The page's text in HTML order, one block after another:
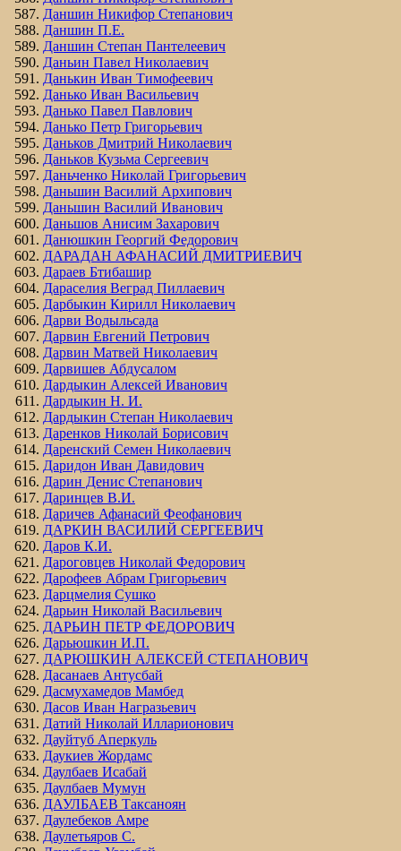
Даншин Никифор Степанович
Даншин П.Е.
Даншин Степан Пантелеевич
Даньин Павел Николаевич
Данькин Иван Тимофеевич
Данько Иван Васильевич
Данько Павел Павлович
Данько Петр Григорьевич
Даньков Дмитрий Николаевич
Даньков Кузьма Сергеевич
Даньченко Николай Григорьевич
Даньшин Василий Архипович
Даньшин Василий Иванович
Даньшов Анисим Захарович
Данюшкин Георгий Федорович
ДАРАДАН АФАНАСИЙ ДМИТРИЕВИЧ
Дараев Бтибашир
Дараселия Веград Пиллаевич
Дарбыкин Кирилл Николаевич
Дарви Водыльсада
Дарвин Евгений Петрович
Дарвин Матвей Николаевич
Дарвишев Абдусалом
Дардыкин Алексей Иванович
Дардыкин Н. И.
Дардыкин Степан Николаевич
Даренков Николай Борисович
Даренский Семен Николаевич
Даридон Иван Давидович
Дарин Денис Степанович
Даринцев В.И.
Даричев Афанасий Феофанович
ДАРКИН ВАСИЛИЙ СЕРГЕЕВИЧ
Даров К.И.
Дароговцев Николай Федорович
Дарофеев Абрам Григорьевич
Дарцмелия Сушко
Дарьин Николай Васильевич
ДАРЬИН ПЕТР ФЕДОРОВИЧ
Дарьюшкин И.П.
ДАРЮШКИН АЛЕКСЕЙ СТЕПАНОВИЧ
Дасанаев Антусбай
Дасмухамедов Мамбед
Дасов Иван Награзьевич
Датий Николай Илларионович
Дауйтуб Аперкуль
Даукиев Жордамс
Даулбаев Исабай
Даулбаев Мумун
ДАУЛБАЕВ Таксаноян
Даулебеков Амре
Даулетьяров С.